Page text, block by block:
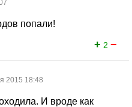
попали!
+ 2 −
2015 18:48
И вроде как